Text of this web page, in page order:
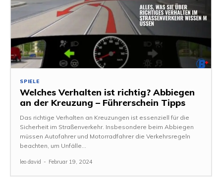
SPIELE
Welches Verhalten ist richtig? Abbiegen
an der Kreuzung – Führerschein Tipps
Das richtige Verhalten an Kreuzungen ist essenziell für die
Sicherheit im Straßenverkehr. Insbesondere beim Abbiegen
müssen Autofahrer und Motorradfahrer die Verkehrsregeln
beachten, um Unfälle...
leo david - Februar 19, 2024